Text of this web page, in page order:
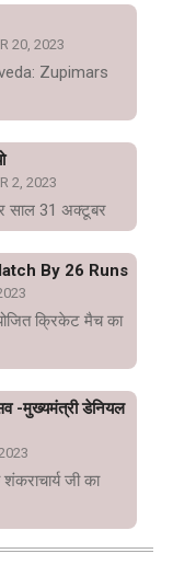
20, 2023
Zupimars
2, 2023
साल 31 अक्टूबर
By 26 Runs
क्रिकेट मैच का
-मुख्यमंत्री डेनियल
जी का